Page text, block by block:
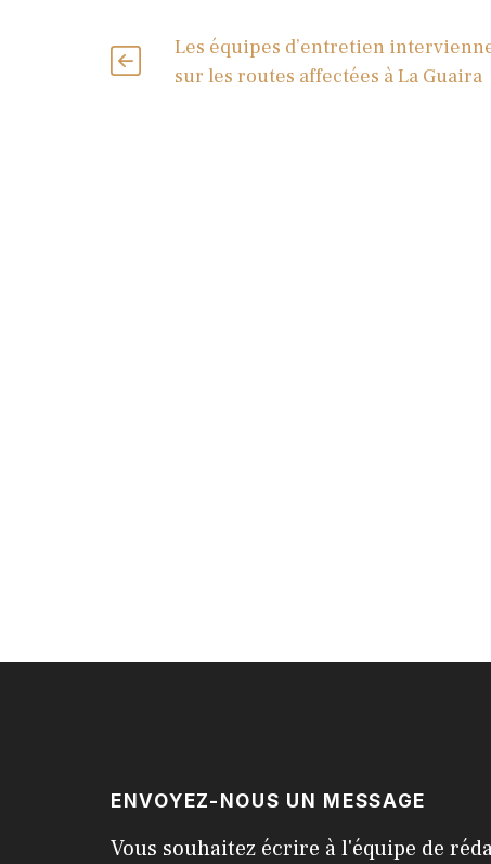
Les équipes d’entretien
sur les routes affectées à La Guaira
ENVOYEZ-NOUS UN MESSAGE
Vous souhaitez écrire à l'équipe de